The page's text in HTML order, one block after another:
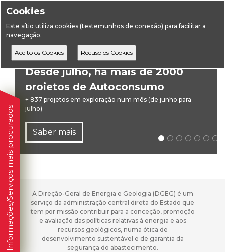
Cookies
Este sítio utiliza cookies (testemunhos de conexão) para facilitar a
navegação.
Desde julho, há mais de 2000
projetos de Autoconsumo
Coletivo em exploração
+ 837 projetos em exploração num mês (de junho para
julho)
Saber mais
Informações/Serviços mais procurados
A Direção-Geral de Energia e Geologia (DGEG) é um
serviço da administração central direta do Estado que
tem por missão contribuir para a conceção, promoção
e avaliação das políticas relativas à energia e aos
recursos geológicos, numa ótica de
desenvolvimento sustentável e de garantia da
segurança do abastecimento.